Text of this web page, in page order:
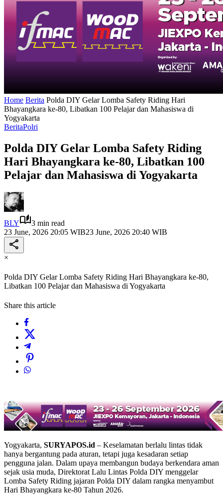
Home Berita Polda DIY Gelar Lomba Safety Riding Hari
Bhayangkara ke-80, Libatkan 100 Pelajar dan Mahasiswa di
Yogyakarta
BeritaPolri
Polda DIY Gelar Lomba Safety Riding
Hari Bhayangkara ke-80, Libatkan 100
Pelajar dan Mahasiswa di Yogyakarta
BLY
3 min read
23 June, 2026 20:05 WIB23 June, 2026 20:40 WIB
×
Polda DIY Gelar Lomba Safety Riding Hari Bhayangkara ke-80,
Libatkan 100 Pelajar dan Mahasiswa di Yogyakarta
Share this article
Yogyakarta, SURYAPOS.id – Keselamatan berlalu lintas tidak
hanya bergantung pada aturan, tetapi juga kesadaran setiap
pengguna jalan. Dalam upaya membangun budaya berkendara aman
sejak usia muda, Direktorat Lalu Lintas Polda DIY menggelar
Lomba Safety Riding jajaran Polda DIY dalam rangka menyambut
Hari Bhayangkara ke-80 Tahun 2026.